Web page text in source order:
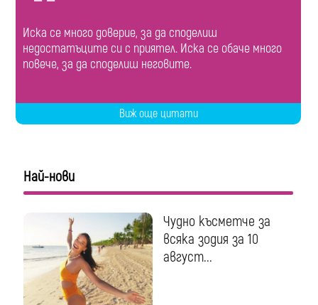
Иска се много доверие, за да споделиш
недостатъците си с приятел. Иска се обаче много
повече, за да споделиш неговите.
Виж още цитати
Най-нови
Чудно късметче за
всяка зодия за 10
август...